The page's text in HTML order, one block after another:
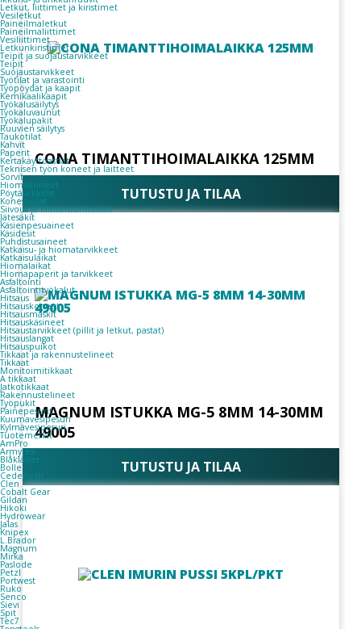
Letkut, liittimet ja kiristimet
Vesiletkut
Paineilmaletkut
Paineilmaliittimet
Vesiliittimet
Letkunkiristimet
Teipit ja suojaustarvikkeet
Teipit
Suojaustarvikkeet
Työtilat ja varastointi
Työpöydät ja kaapit
Kemikaalikaapit
Työkalusäilytys
Työkaluvaunut
Työkalupakit
Ruuvien säilytys
Taukotilat
Kahvit
Paperit
Kertakäyttöastiat
Teknisen työn koneet ja laitteet
Sorvit
Hiomakoneet
Pöytäsirkkelit
Konesuojat
Siivous ja kiinteistönhuolto
Jätesäkit
Käsienpesuaineet
Käsidesit
Puhdistusaineet
Katkaisu- ja hiomatarvikkeet
Katkaisulaikat
Hiomalaikat
Hiomapaperit ja tarvikkeet
Asfaltointi
Asfaltointityökalut
Hitsaus
Hitsauskoneet
Hitsausmaskit
Hitsauskäsineet
Hitsaustarvikkeet (pillit ja letkut, pastat)
Hitsauslangat
Hitsauspuikot
Tikkaat ja rakennustelineet
Tikkaat
Monitoimitikkaat
A tikkaat
Jatkotikkaat
Rakennustelineet
Työpukit
Painepesurit
Kuumavesipesuri
Kylmävesipesuri
Tuotemerkit
AmPro
Armytek
Blåkläder
Bolle
Cederroth
Clen
Cobalt Gear
Gildan
Hikoki
Hydrowear
Jalas
Knipex
L.Brador
Magnum
Mirka
Paslode
Petzl
Portwest
Ruko
Senco
Sievi
Spit
Tec7
CONA TIMANTTIHOIMALAIKKA 125MM
TUTUSTU JA TILAA
MAGNUM ISTUKKA MG-5 8MM 14-30MM
49005
TUTUSTU JA TILAA